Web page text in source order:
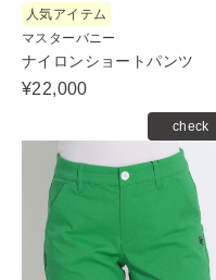
人気アイテム
マスターバニー
ナイロンショートパンツ
¥22,000
check